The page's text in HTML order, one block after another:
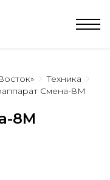
Техника
Смена-8М
8М